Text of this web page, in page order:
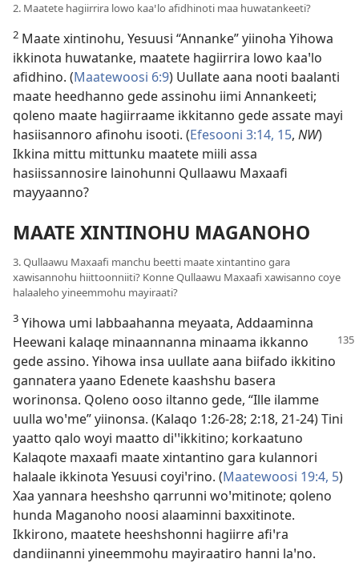
2. Maatete hagiirrira lowo kaaꞌlo afidhinoti maa huwatankeeti?
2 Maate xintinohu, Yesuusi “Annanke” yiinoha Yihowa
ikkinota huwatanke, maatete hagiirrira lowo kaaꞌlo
afidhino. (Maatewoosi 6:9) Uullate aana nooti baalanti
maate heedhanno gede assinohu iimi Annankeeti;
qoleno maate hagiirraame ikkitanno gede assate mayi
hasiisannoro afinohu isooti. (Efesooni 3:14, 15, NW)
Ikkina mittu mittunku maatete miili assa
hasiissannosire lainohunni Qullaawu Maxaafi
mayyaanno?
MAATE XINTINOHU MAGANOHO
3. Qullaawu Maxaafi manchu beetti maate xintantino gara
xawisannohu hiittoonniiti? Konne Qullaawu Maxaafi xawisanno coye
halaaleho yineemmohu mayiraati?
3 Yihowa umi labbaahanna meyaata, Addaaminna
Heewani kalaqe minaannanna minaama ikkanno
gede assino. Yihowa insa uullate aana biifado ikkitino
gannatera yaano Edenete kaashshu basera
worinonsa. Qoleno ooso iltanno gede, “Ille ilamme
uulla woꞌme” yiinonsa. (Kalaqo 1:26-28; 2:18, 21-24) Tini
yaatto qalo woyi maatto diꞌꞌikkitino; korkaatuno
Kalaqote maxaafi maate xintantino gara kulannori
halaale ikkinota Yesuusi coyiꞌrino. (Maatewoosi 19:4, 5)
Xaa yannara heeshsho qarrunni woꞌmitinote; qoleno
hunda Maganoho noosi alaaminni baxxitinote.
Ikkirono, maatete heeshshonni hagiirre afiꞌra
dandiinanni yineemmohu mayiraatiro hanni laꞌno.